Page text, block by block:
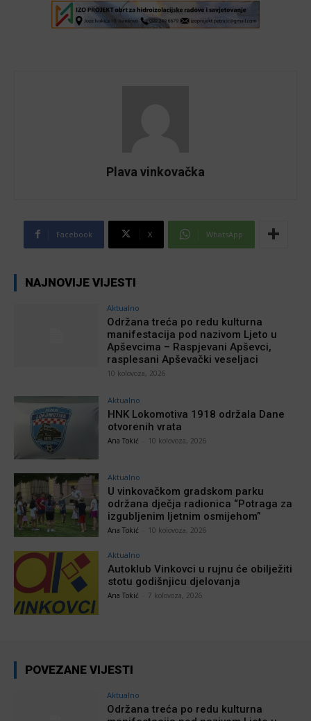
Plava vinkovačka
Facebook X WhatsApp
NAJNOVIJE VIJESTI
Aktualno
Održana treća po redu kulturna
manifestacija pod nazivom Ljeto u
Apševcima – Raspjevani Apševci,
rasplesani Apševački veseljaci
10 kolovoza, 2026
Aktualno
HNK Lokomotiva 1918 održala Dane
otvorenih vrata
Ana Tokić 10 kolovoza, 2026
Aktualno
U vinkovačkom gradskom parku
održana dječja radionica “Potraga za
izgubljenim ljetnim osmijehom”
Ana Tokić 10 kolovoza, 2026
Aktualno
Autoklub Vinkovci u rujnu će obilježiti
stotu godišnjicu djelovanja
Ana Tokić 7 kolovoza, 2026
POVEZANE VIJESTI
Aktualno
Održana treća po redu kulturna